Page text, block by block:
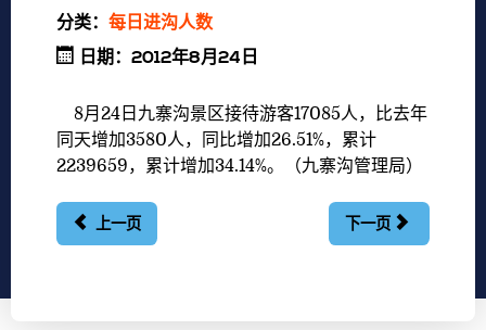
分类： 每日进沟人数
日期：2012年8月24日
8月24日九寨沟景区接待游客17085人，比去年
同天增加3580人，同比增加26.51%，累计
2239659，累计增加34.14%。（九寨沟管理局）
上一页 下一页